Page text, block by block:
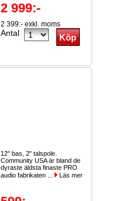
2 999:-
2 399:- exkl. moms
Antal
12" bas, 2" talspole.
Community USA är bland de
dyraste äldsta finaste PRO
audio fabrikaten ...
Läs mer